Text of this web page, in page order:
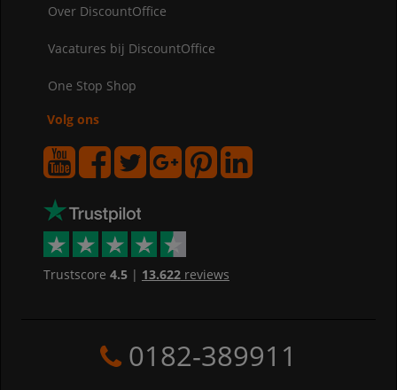
Over DiscountOffice
Vacatures bij DiscountOffice
One Stop Shop
Volg ons
Trustscore 4.5| 13.622reviews
0182-389911